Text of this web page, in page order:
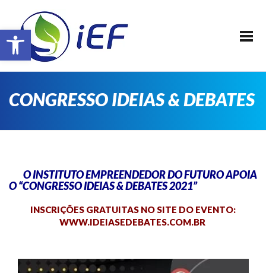
Barra de Ferramentas Aberta
SOBRE O IEF
ALUNOS
REALIZAÇÕES
PATROCINADORES
FAÇA PARTE !
CONTATO
CONGRESSO IDEIAS & DEBATES
O INSTITUTO EMPREENDEDOR DO FUTURO APOIA
O “CONGRESSO IDEIAS & DEBATES 2021”
INSCRIÇÕES GRATUITAS NO SITE DO EVENTO:
WWW.IDEIASEDEBATES.COM.BR